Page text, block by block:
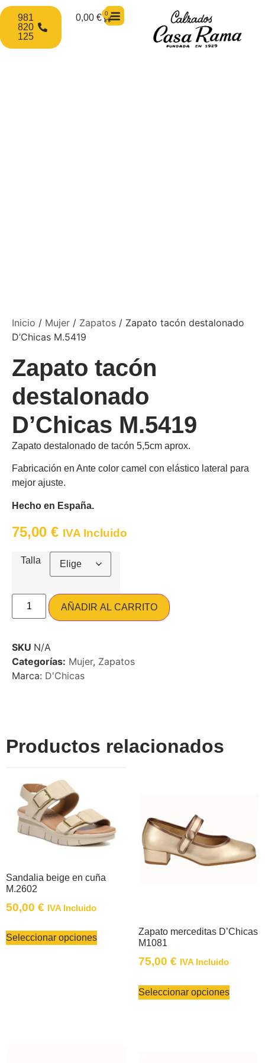
0,00 € 0
981
820
125
Inicio / Mujer / Zapatos / Zapato tacón destalonado
D’Chicas M.5419
Zapato tacón
destalonado
D’Chicas M.5419
Zapato destalonado de tacón 5,5cm aprox.
Fabricación en Ante color camel con elástico lateral para
mejor ajuste.
Hecho en España.
75,00 € IVA Incluido
Talla
AÑADIR AL CARRITO
SKU N/A
Categorías: Mujer, Zapatos
Marca: D'Chicas
Productos relacionados
Sandalia beige en cuña
M.2602
50,00 € IVA Incluido
Seleccionar opciones
Zapato merceditas D’Chicas
M1081
75,00 € IVA Incluido
Seleccionar opciones